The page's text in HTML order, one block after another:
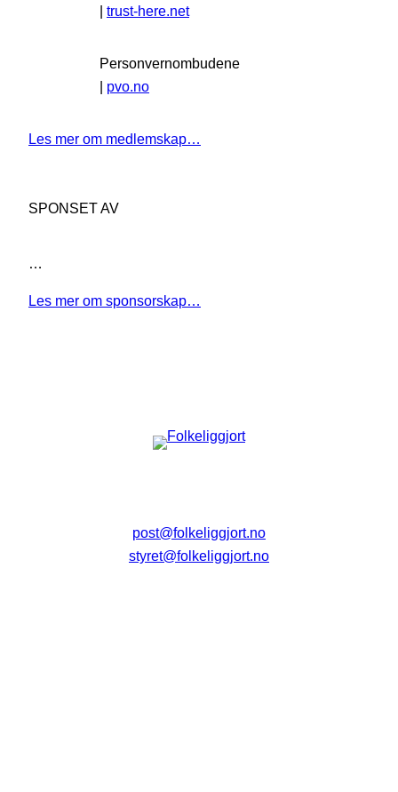
trust-here.net
Personvernombudene
| pvo.no
Les mer om medlemskap…
SPONSET AV
…
Les mer om sponsorskap…
post@folkeliggjort.no
styret@folkeliggjort.no